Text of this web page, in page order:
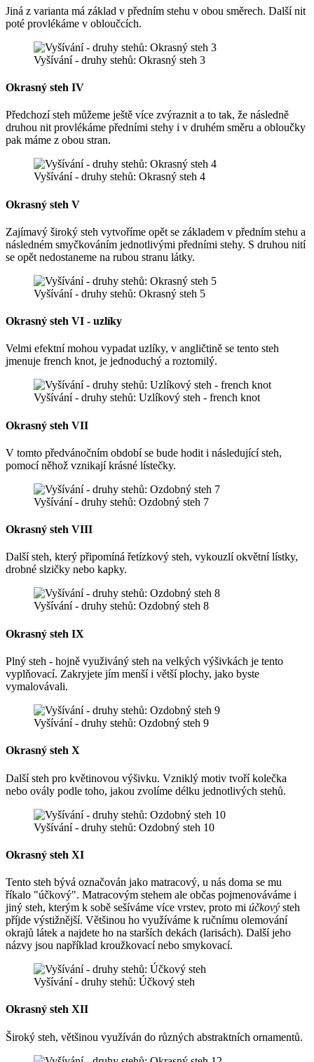
Jiná z varianta má základ v předním stehu v obou směrech. Další nit
poté provlékáme v obloučcích.
Vyšívání - druhy stehů: Okrasný steh 3
Okrasný steh IV
Předchozí steh můžeme ještě více zvýraznit a to tak, že následně
druhou nit provlékáme předními stehy i v druhém směru a obloučky
pak máme z obou stran.
Vyšívání - druhy stehů: Okrasný steh 4
Okrasný steh V
Zajímavý široký steh vytvoříme opět se základem v předním stehu a
následném smyčkováním jednotlivými předními stehy. S druhou nití
se opět nedostaneme na rubou stranu látky.
Vyšívání - druhy stehů: Okrasný steh 5
Okrasný steh VI - uzlíky
Velmi efektní mohou vypadat uzlíky, v angličtině se tento steh
jmenuje french knot, je jednoduchý a roztomilý.
Vyšívání - druhy stehů: Uzlíkový steh - french knot
Okrasný steh VII
V tomto předvánočním období se bude hodit i následující steh,
pomocí něhož vznikají krásné lístečky.
Vyšívání - druhy stehů: Ozdobný steh 7
Okrasný steh VIII
Další steh, který připomíná řetízkový steh, vykouzlí okvětní lístky,
drobné slzičky nebo kapky.
Vyšívání - druhy stehů: Ozdobný steh 8
Okrasný steh IX
Plný steh - hojně využiváný steh na velkých výšivkách je tento
vyplňovací. Zakryjete jím menší i větší plochy, jako byste
vymalovávali.
Vyšívání - druhy stehů: Ozdobný steh 9
Okrasný steh X
Další steh pro květinovou výšivku. Vzniklý motiv tvoří kolečka
nebo ovály podle toho, jakou zvolíme délku jednotlivých stehů.
Vyšívání - druhy stehů: Ozdobný steh 10
Okrasný steh XI
Tento steh bývá označován jako matracový, u nás doma se mu
říkalo "účkový". Matracovým stehem ale občas pojmenováváme i
jiný steh, kterým k sobě sešíváme více vrstev, proto mi účkový steh
příjde výstižnější. Většinou ho využíváme k ručnímu olemování
okrajů látek a najdete ho na starších dekách (larisách). Další jeho
názvy jsou například kroužkovací nebo smykovací.
Vyšívání - druhy stehů: Účkový steh
Okrasný steh XII
Široký steh, většinou využíván do různých abstraktních ornamentů.